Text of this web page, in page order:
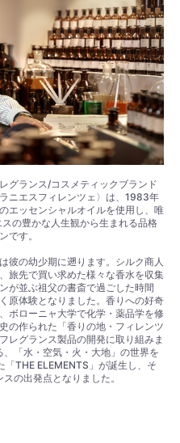
グランス/コスメティックブランド
ニエスフィレンツェ〉は、1983年
エッセンシャルオイルを使用し、唯
の豊かな人生観から生まれる品格
です。
彼の幼少期に遡ります。シルク商人
旅先で買い求めた様々な香水を収集
が並ぶ祖父の書斎で過ごした時間
原体験となりました。香りへの好奇
ボローニャ大学で化学・薬品学を修
の作られた「香りの地・フィレンツ
レグランス製品の開発に取り組みま
「水・空気・火・大地」の世界を
THE ELEMENTS」が誕生し、そ
の出発点となりました。